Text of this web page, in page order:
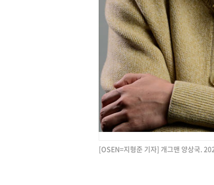
[OSEN=지형준 기자] 개그맨 양상국.